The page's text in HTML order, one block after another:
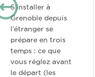
S’installer à
Grenoble depuis
l’étranger se
prépare en trois
temps : ce que
vous réglez avant
le départ (les